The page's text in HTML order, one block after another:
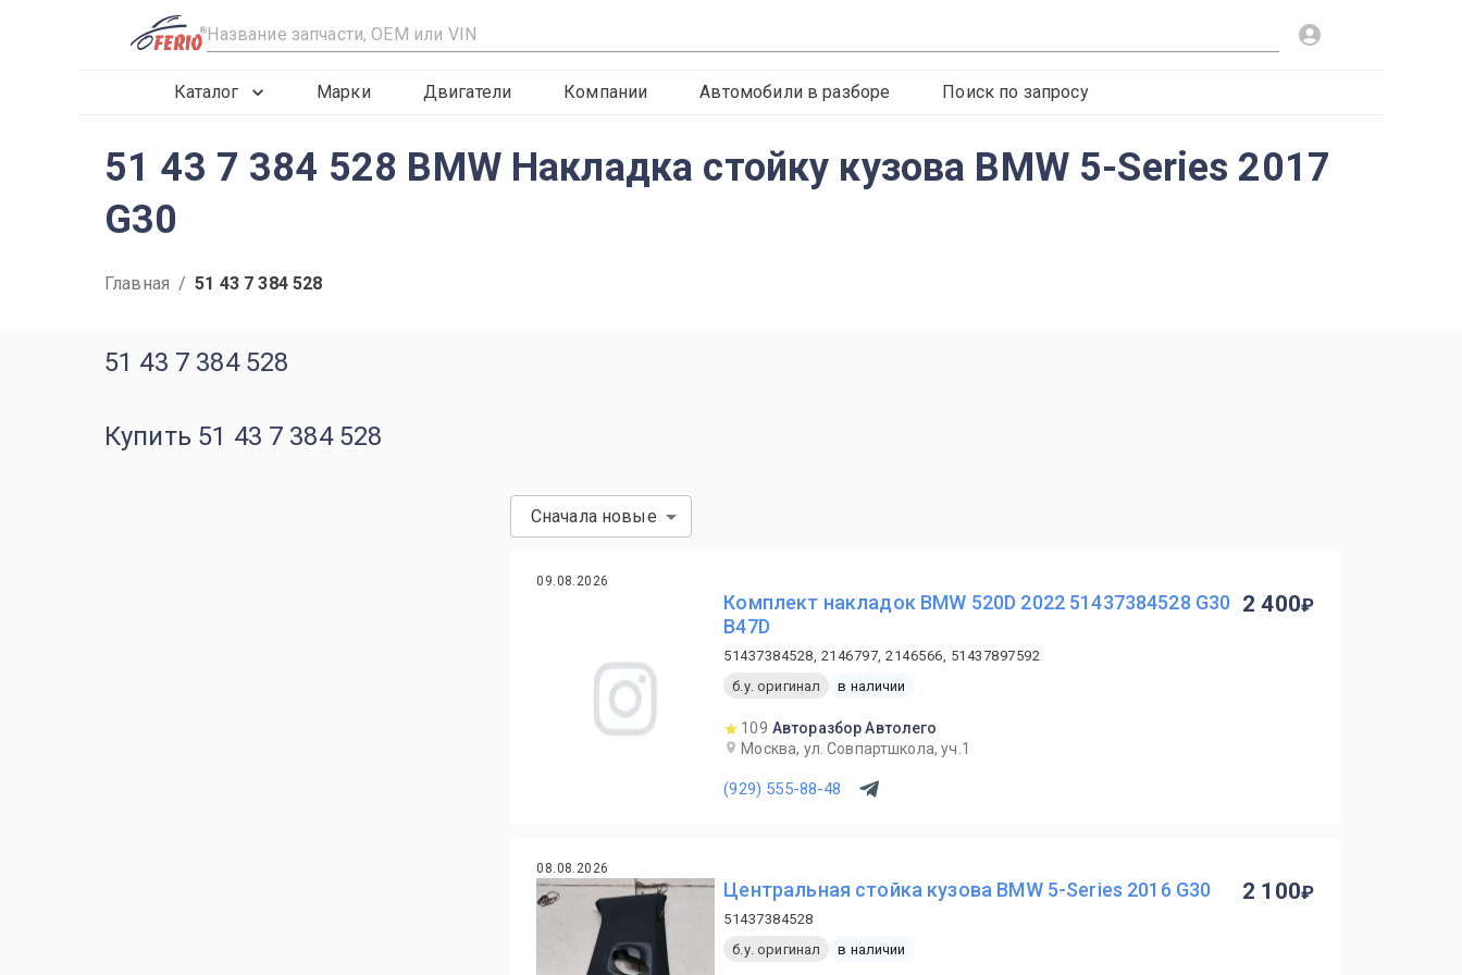
R
Каталог Марки Двигатели Компании Автомобили в разборе Поиск по запросу
51 43 7 384 528 BMW Накладка стойку кузова BMW 5-Series 2017
G30
Главная / 51 43 7 384 528
51 43 7 384 528
Купить 51 43 7 384 528
Сначала новые
09.08.2026
Комплект накладок BMW 520D 2022 51437384528 G30
B47D
51437384528, 2146797, 2146566, 51437897592
б.у. оригинал
в наличии
109 Авторазбор Автолего
Москва, ул. Совпартшкола, уч.1
(929) 555-88-48
2 400
08.08.2026
Центральная стойка кузова BMW 5-Series 2016 G30
51437384528
б.у. оригинал
в наличии
2 100